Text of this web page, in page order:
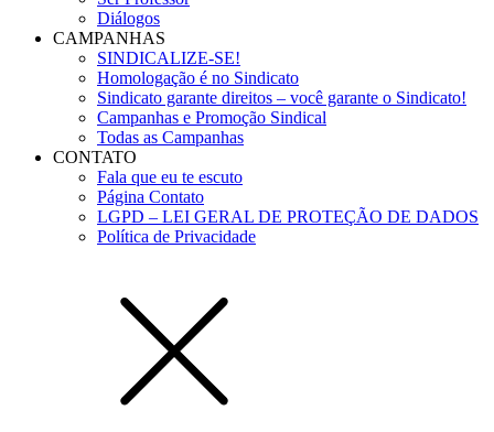
Diálogos
CAMPANHAS
SINDICALIZE-SE!
Homologação é no Sindicato
Sindicato garante direitos – você garante o Sindicato!
Campanhas e Promoção Sindical
Todas as Campanhas
CONTATO
Fala que eu te escuto
Página Contato
LGPD – LEI GERAL DE PROTEÇÃO DE DADOS
Política de Privacidade